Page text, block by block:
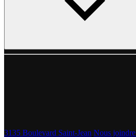
3135 Boulevard Saint-Jean Nous joindre